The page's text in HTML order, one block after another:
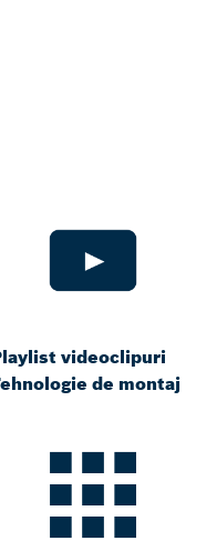
videoclipuri
de montaj